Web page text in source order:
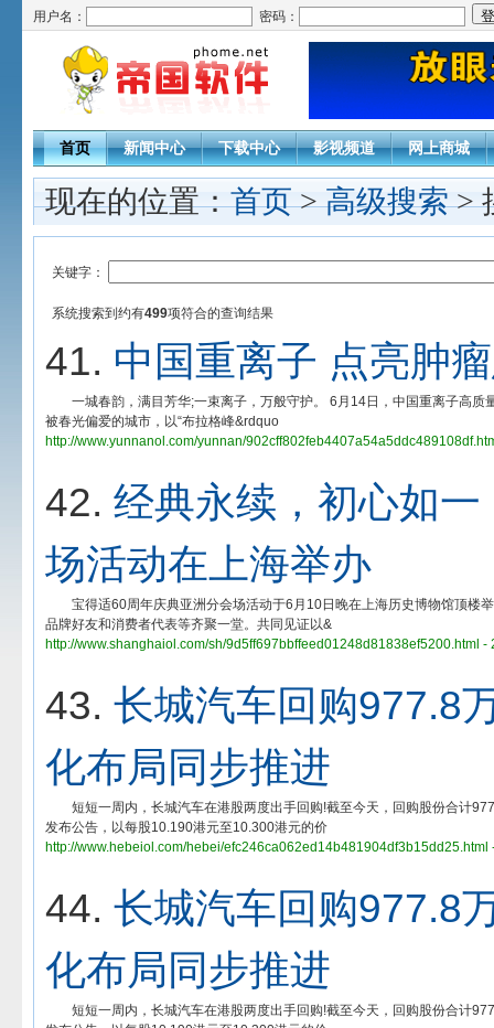
用户名： 密码：
首页 新闻中心 下载中心 影视频道 网上商城
现在的位置：首页>高级搜索>
关键字：
系统搜索到约有499项符合的查询结果
41. 中国重离子 点亮肿
一城春韵，满目芳华;一束离子，万般守护。 6月14日，中国重离子高质
被春光偏爱的城市，以“布拉格峰&rdquo
http://www.yunnanol.com/yunnan/
42. 经典永续，初心如
场活动在上海举办
宝得适60周年庆典亚洲分会场活动于6月10日晚在上海历史博物馆顶楼
品牌好友和消费者代表等齐聚一堂。共同见证以&
http://www.shanghaiol.com/sh/9d5ff697bbffeed01248d81838ef5200.html -
43. 长城汽车回购977.8
化布局同步推进
短短一周内，长城汽车在港股两度出手回购!截至今天，回购股份合计
发布公告，以每股10.190港元至10.300港元的价
http://www.hebeiol.com/hebei/efc246ca062ed14b481904df3b15dd25.html
44. 长城汽车回购977.8
化布局同步推进
短短一周内，长城汽车在港股两度出手回购!截至今天，回购股份合计